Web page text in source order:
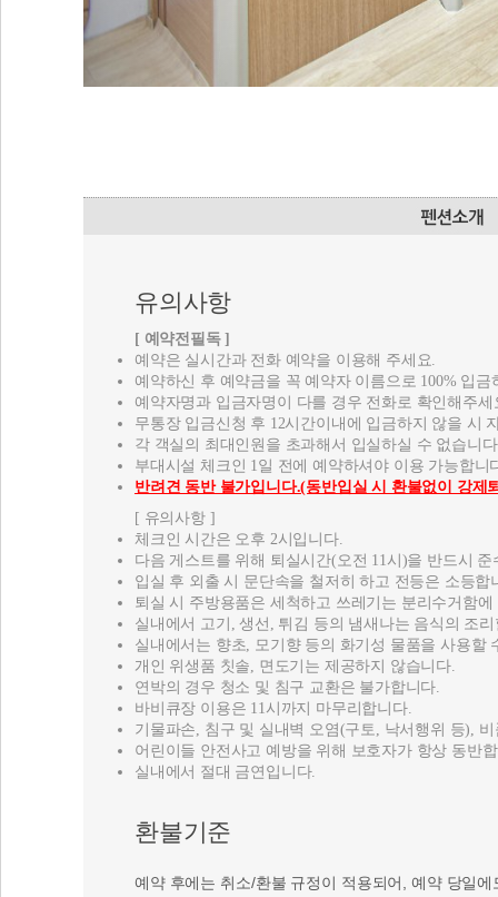
유의사항
[ 예약전필독 ]
예약은 실시간과 전화 예약을 이용해 주세요.
예약하신 후 예약금을 꼭 예약자 이름으로 100% 입금
예약자명과 입금자명이 다를 경우 전화로 확인해주세
무통장 입금신청 후 12시간이내에 입금하지 않을 시
각 객실의 최대인원을 초과해서 입실하실 수 없습니
부대시설 체크인 1일 전에 예약하셔야 이용 가능합니
반려견 동반 불가입니다.(동반입실 시 환불없이 강제
[ 유의사항 ]
체크인 시간은 오후 2시입니다.
다음 게스트를 위해 퇴실시간(오전 11시)을 반드시
입실 후 외출 시 문단속을 철저히 하고 전등은 소등
퇴실 시 주방용품은 세척하고 쓰레기는 분리수거함
실내에서 고기, 생선, 튀김 등의 냄새나는 음식의 조
실내에서는 향초, 모기향 등의 화기성 물품을 사용할
개인 위생품 칫솔, 면도기는 제공하지 않습니다.
연박의 경우 청소 및 침구 교환은 불가합니다.
바비큐장 이용은 11시까지 마무리합니다.
기물파손, 침구 및 실내벽 오염(구토, 낙서행위 등),
어린이들 안전사고 예방을 위해 보호자가 항상 동반
실내에서 절대 금연입니다.
환불기준
예약 후에는 취소/환불 규정이 적용되어, 예약 당일